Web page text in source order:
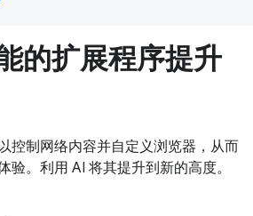
的扩展程序提升
控制网络内容并自定义浏览器，从而
验。利用 AI 将其提升到新的高度。